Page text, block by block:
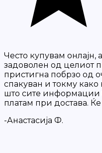
Често купувам онлајн,
задоволен од целиот
пристигна побрзо од
спакуван и токму
што сите информации
платам при достава.
-Анастасија Ф.